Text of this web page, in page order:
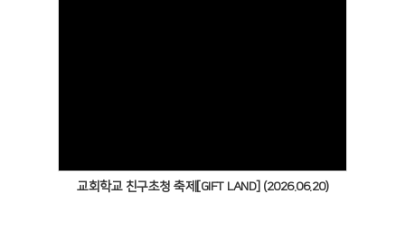
교회학교 친구초청 축제[GIFT LAND] (2026.06.20)